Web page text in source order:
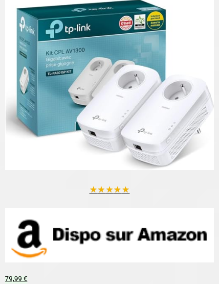
★★★★★
79,99 €